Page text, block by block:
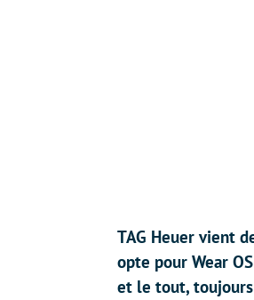
TAG Heuer vient
opte pour Wear
et le tout, toujours